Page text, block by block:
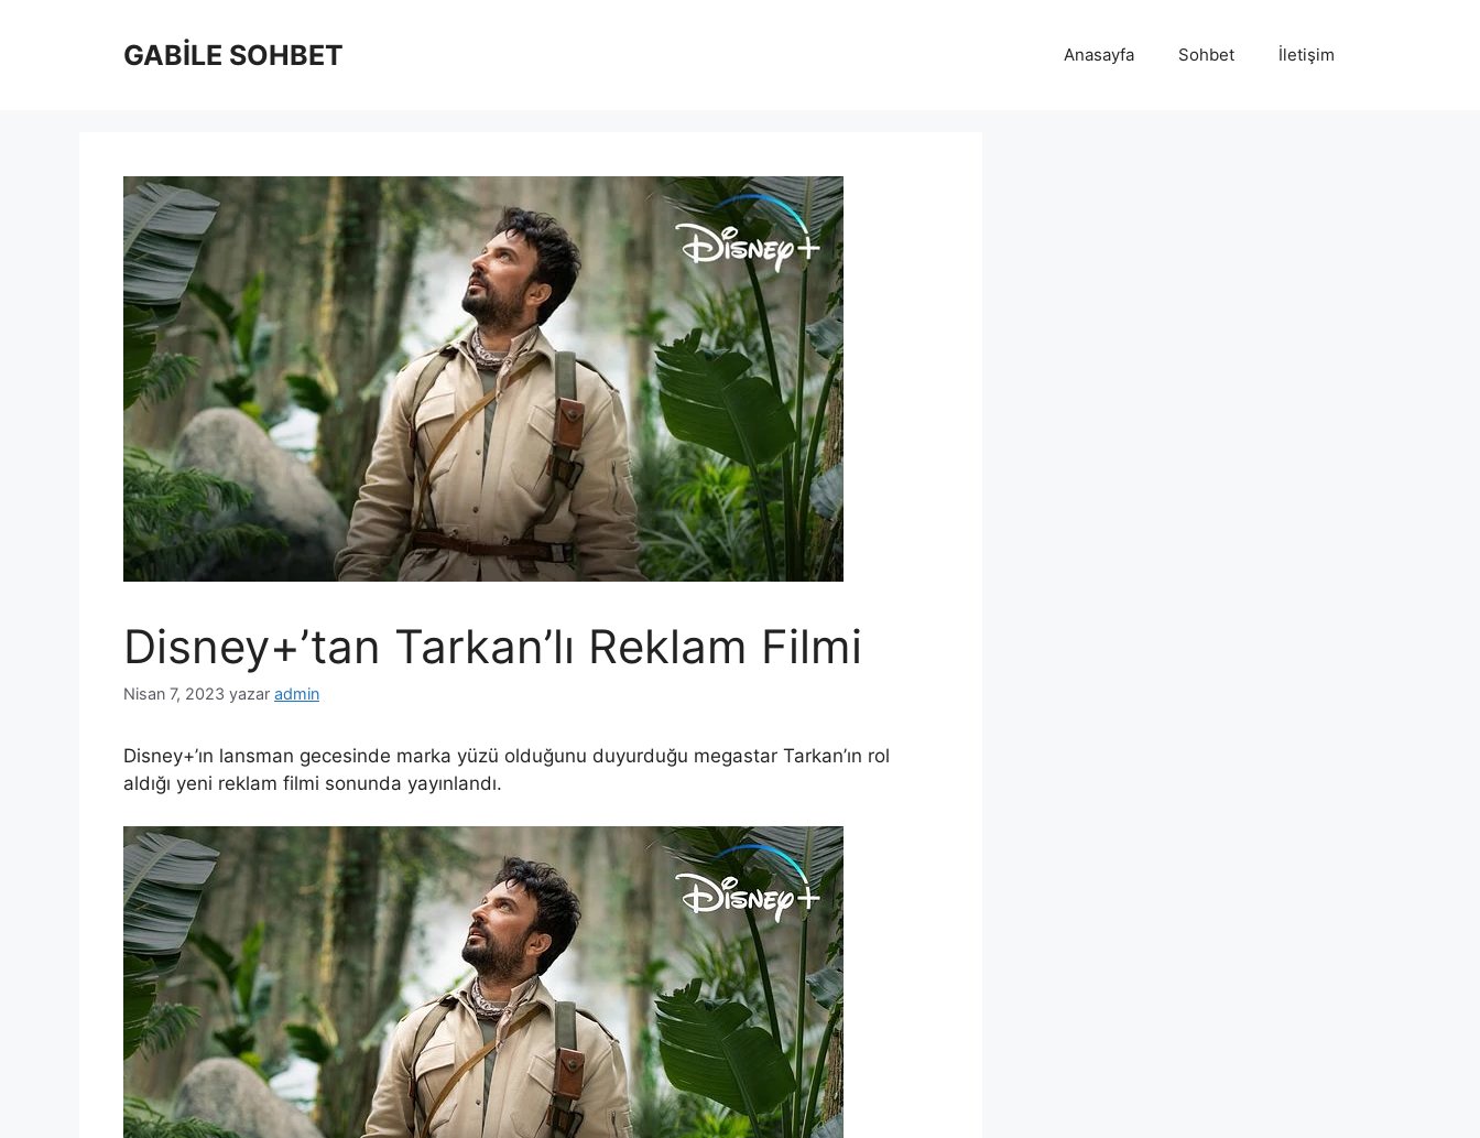
GABİLE SOHBET Anasayfa Sohbet İletişim
Disney+’tan Tarkan’lı Reklam Filmi
Nisan 7, 2023 yazar admin
Disney+’ın lansman gecesinde marka yüzü olduğunu duyurduğu megastar Tarkan’ın rol
aldığı yeni reklam filmi sonunda yayınlandı.